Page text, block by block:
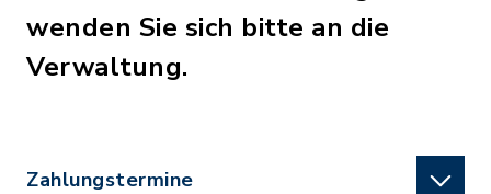
wenden Sie sich bitte an die
Verwaltung.
Zahlungstermine